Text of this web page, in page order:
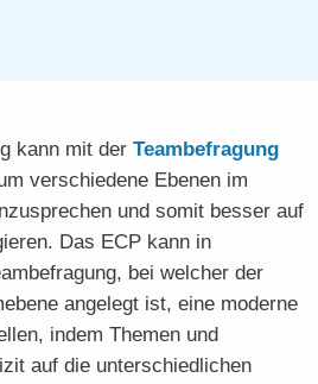
kann mit der Teambefragung
verschiedene Ebenen im
und somit besser auf
Das ECP kann in
bei welcher der
angelegt ist, eine moderne
indem Themen und
auf die unterschiedlichen